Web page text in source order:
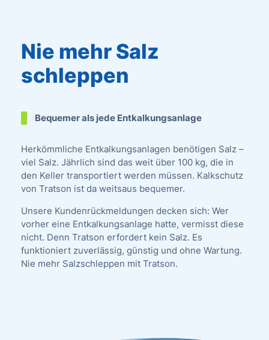
Nie mehr Salz
schleppen
Bequemer als jede Entkalkungsanlage
Herkömmliche Entkalkungsanlagen benötigen Salz –
viel Salz. Jährlich sind das weit über 100 kg, die in
den Keller transportiert werden müssen. Kalkschutz
von Tratson ist da weitsaus bequemer.
Unsere Kundenrückmeldungen decken sich: Wer
vorher eine Entkalkungsanlage hatte, vermisst diese
nicht. Denn Tratson erfordert kein Salz. Es
funktioniert zuverlässig, günstig und ohne Wartung.
Nie mehr Salzschleppen mit Tratson.